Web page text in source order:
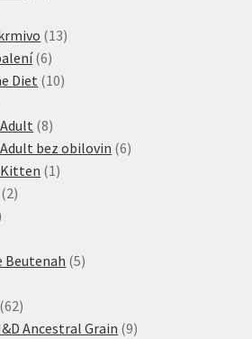
1313
66
produktů
Diet 1010
88
produktů
bez obilovin 66
1 1
22
Beutenah 55
6262
produktů
Ancestral Grain 99